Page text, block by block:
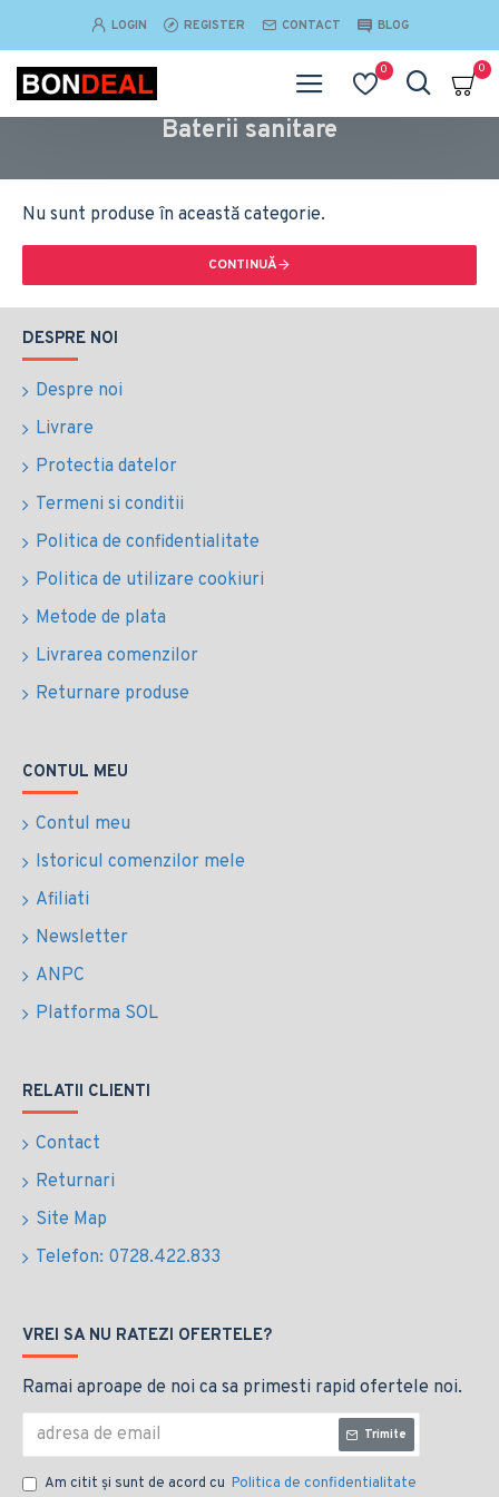
LOGIN REGISTER CONTACT BLOG
0 0
Baterii sanitare
Nu sunt produse în această categorie.
CONTINUĂ
DESPRE NOI
Despre noi
Livrare
Protectia datelor
Termeni si conditii
Politica de confidentialitate
Politica de utilizare cookiuri
Metode de plata
Livrarea comenzilor
Returnare produse
CONTUL MEU
Contul meu
Istoricul comenzilor mele
Afiliati
Newsletter
ANPC
Platforma SOL
RELATII CLIENTI
Contact
Returnari
Site Map
Telefon: 0728.422.833
VREI SA NU RATEZI OFERTELE?
Ramai aproape de noi ca sa primesti rapid ofertele noi.
Trimite
Am citit şi sunt de acord cu Politica de confidentialitate